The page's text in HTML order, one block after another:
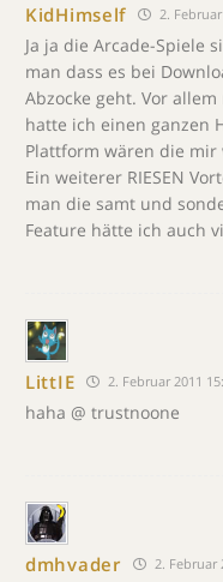
KidHimself 2.
Ja ja die Arcade-Spiele
man dass es bei
Abzocke geht. Vor
hatte ich einen ganzen
Plattform wären die mir
Ein weiterer RIESEN
man die samt und
Feature hätte ich auch
LittIE 2. Februar 2011
haha @ trustnoone
dmhvader 2. Februar